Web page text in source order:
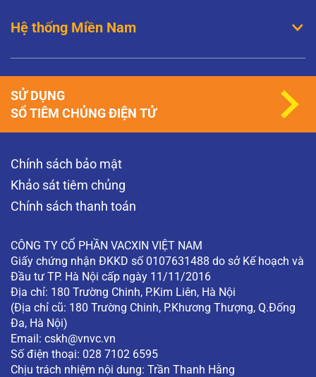
Hệ thống Miền Nam
Chính sách bảo mật
Khảo sát tiêm chủng
Chính sách thanh toán
CÔNG TY CỔ PHẦN VACXIN VIỆT NAM
Giấy chứng nhận ĐKKD số 0107631488 do sở Kế hoạch và
Đầu tư TP. Hà Nội cấp ngày 11/11/2016
Địa chỉ: 180 Trường Chinh, P.Kim Liên, Hà Nội
(Địa chỉ cũ: 180 Trường Chinh, P.Khương Thượng, Q.Đống
Đa, Hà Nội)
Email: cskh@vnvc.vn
Số điện thoại: 028 7102 6595
Chịu trách nhiệm nội dung: Trần Thanh Hằng
SỬ DỤNG
SỔ TIÊM CHỦNG ĐIỆN TỬ